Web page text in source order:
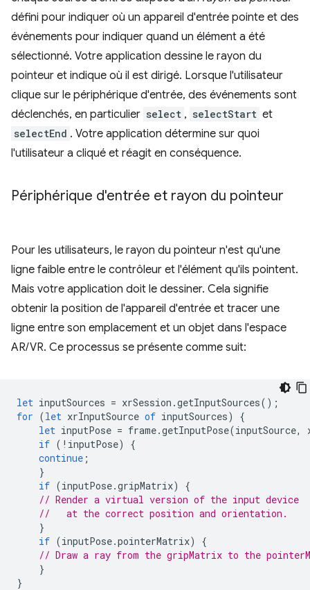
défini pour indiquer où un appareil d'entrée pointe et des
événements pour indiquer quand un élément a été
sélectionné. Votre application dessine le rayon du
pointeur et indique où il est dirigé. Lorsque l'utilisateur
clique sur le périphérique d'entrée, des événements sont
déclenchés, en particulier select , selectStart et
selectEnd . Votre application détermine sur quoi
l'utilisateur a cliqué et réagit en conséquence.
Périphérique d'entrée et rayon du pointeur
Pour les utilisateurs, le rayon du pointeur n'est qu'une
ligne faible entre le contrôleur et l'élément qu'ils pointent.
Mais votre application doit le dessiner. Cela signifie
obtenir la position de l'appareil d'entrée et tracer une
ligne entre son emplacement et un objet dans l'espace
AR/VR. Ce processus se présente comme suit:
let inputSources = xrSession .getInputSources();
for (let xrInputSource of inputSources)
{
let inputPose = frame.getInputPose(inputSource,
if ( ! inputPose)
{
continue ;
}
if (inputPose.gripMatrix)
{
// Render a virtual version of the input device
//   at the correct position and orientation.
}
if (inputPose.pointerMatrix)
{
// Draw a ray from the gripMatrix to the
}
}